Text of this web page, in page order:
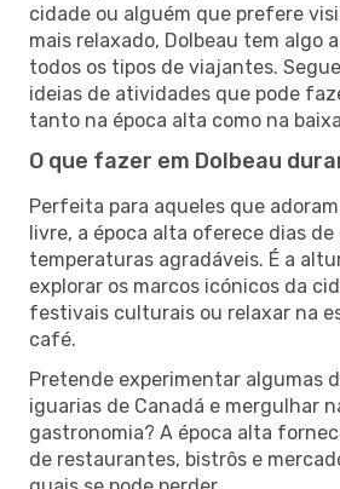
cidade ou alguém que prefere
mais relaxado, Dolbeau tem algo
todos os tipos de viajantes.
ideias de atividades que pode
tanto na época alta como na
O que fazer em Dolbeau
Perfeita para aqueles que
livre, a época alta oferece dias de
temperaturas agradáveis. É a
explorar os marcos icónicos da
festivais culturais ou relaxar na
café.
Pretende experimentar algumas
iguarias de Canadá e mergulhar
gastronomia? A época alta
de restaurantes, bistrôs e